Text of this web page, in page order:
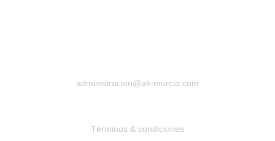
administracion@ak-murcia.com
Términos & condiciones